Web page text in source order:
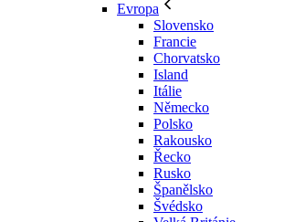
Evropa
Slovensko
Francie
Chorvatsko
Island
Itálie
Německo
Polsko
Rakousko
Řecko
Rusko
Španělsko
Švédsko